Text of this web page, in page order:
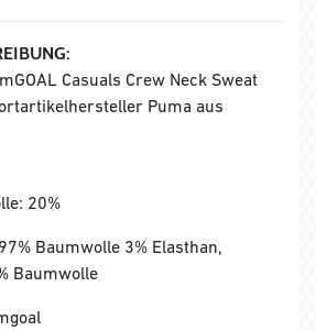
Casuals Crew Neck Sweat
Puma aus
20%
Baumwolle 3% Elasthan,
Baumwolle